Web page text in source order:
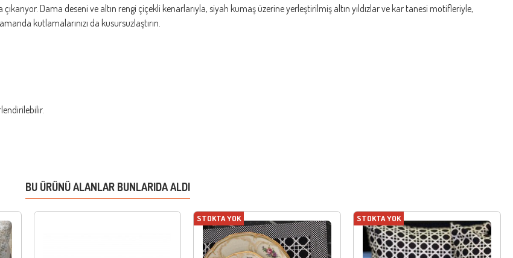
Dama deseni ve altın rengi çiçekli kenarlarıyla, siyah kumaş üzerine yerleştirilmiş altın yıldızlar ve kar tanesi motifleriyle,
kutlamalarınızı da kusursuzlaştırın.
BU ÜRÜNÜ ALANLAR BUNLARIDA ALDI
STOKTA YOK STOKTA YOK